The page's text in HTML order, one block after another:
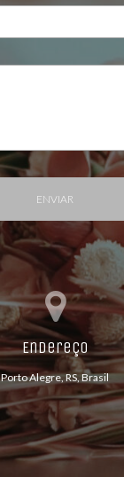
ENVIAR
Endereço
Porto Alegre, RS, Brasil